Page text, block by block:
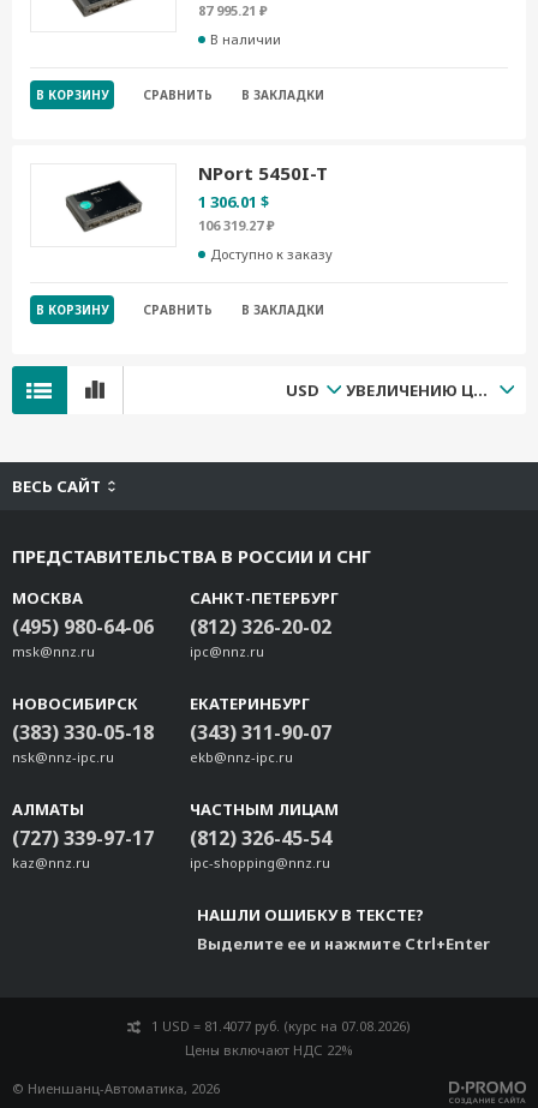
87 995.21 ₽
В наличии
В КОРЗИНУ СРАВНИТЬ В ЗАКЛАДКИ
NPort 5450I-T
1 306.01 $
106 319.27 ₽
Доступно к заказу
В КОРЗИНУ СРАВНИТЬ В ЗАКЛАДКИ
USD УВЕЛИЧЕНИЮ ЦЕНЫ
ВЕСЬ САЙТ
ПРЕДСТАВИТЕЛЬСТВА В РОССИИ И СНГ
МОСКВА
(495) 980-64-06
msk@nnz.ru
САНКТ-ПЕТЕРБУРГ
(812) 326-20-02
ipc@nnz.ru
НОВОСИБИРСК
(383) 330-05-18
nsk@nnz-ipc.ru
ЕКАТЕРИНБУРГ
(343) 311-90-07
ekb@nnz-ipc.ru
АЛМАТЫ
(727) 339-97-17
kaz@nnz.ru
ЧАСТНЫМ ЛИЦАМ
(812) 326-45-54
ipc-shopping@nnz.ru
НАШЛИ ОШИБКУ В ТЕКСТЕ?
Выделите ее и нажмите Ctrl+Enter
1 USD = 81.4077 руб. (курс на 07.08.2026)
Цены включают НДС 22%
© Ниеншанц-Автоматика, 2026